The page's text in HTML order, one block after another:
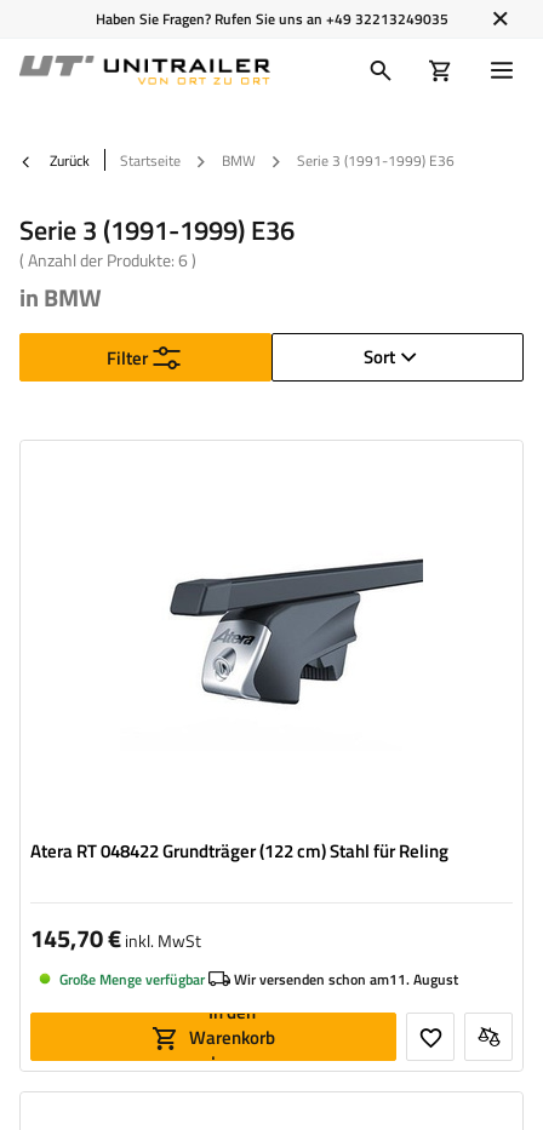
Haben Sie Fragen? Rufen Sie uns an +49 32213249035
Zurück Startseite BMW Serie 3 (1991-1999) E36
Serie 3 (1991-1999) E36
( Anzahl der Produkte:6)
in BMW
Sort
Filter
Atera RT 048422 Grundträger (122 cm) Stahl für Reling
145,70 €inkl. MwSt
Große Menge verfügbar Wir versenden schon am11. August
In den
Warenkorb
legen